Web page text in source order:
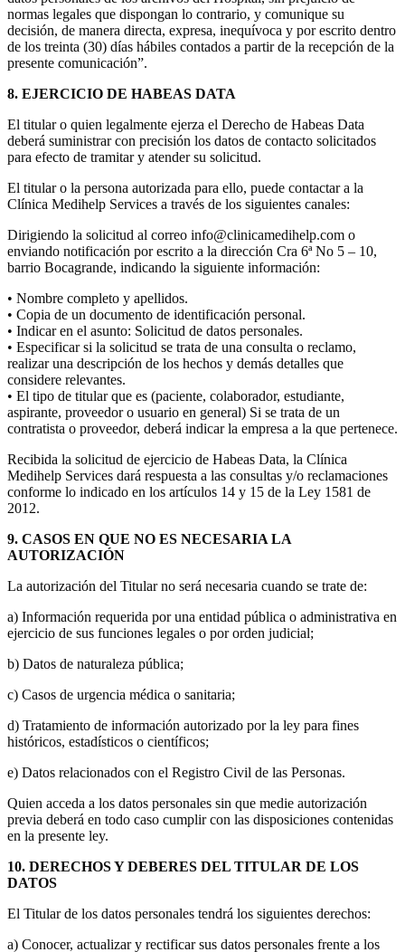
normas legales que dispongan lo contrario, y comunique su
decisión, de manera directa, expresa, inequívoca y por escrito dentro
de los treinta (30) días hábiles contados a partir de la recepción de la
presente comunicación”.
8. EJERCICIO DE HABEAS DATA
El titular o quien legalmente ejerza el Derecho de Habeas Data
deberá suministrar con precisión los datos de contacto solicitados
para efecto de tramitar y atender su solicitud.
El titular o la persona autorizada para ello, puede contactar a la
Clínica Medihelp Services a través de los siguientes canales:
Dirigiendo la solicitud al correo info@clinicamedihelp.com o
enviando notificación por escrito a la dirección Cra 6ª No 5 – 10,
barrio Bocagrande, indicando la siguiente información:
• Nombre completo y apellidos.
• Copia de un documento de identificación personal.
• Indicar en el asunto: Solicitud de datos personales.
• Especificar si la solicitud se trata de una consulta o reclamo,
realizar una descripción de los hechos y demás detalles que
considere relevantes.
• El tipo de titular que es (paciente, colaborador, estudiante,
aspirante, proveedor o usuario en general) Si se trata de un
contratista o proveedor, deberá indicar la empresa a la que pertenece.
Recibida la solicitud de ejercicio de Habeas Data, la Clínica
Medihelp Services dará respuesta a las consultas y/o reclamaciones
conforme lo indicado en los artículos 14 y 15 de la Ley 1581 de
2012.
9. CASOS EN QUE NO ES NECESARIA LA
AUTORIZACIÓN
La autorización del Titular no será necesaria cuando se trate de:
a) Información requerida por una entidad pública o administrativa en
ejercicio de sus funciones legales o por orden judicial;
b) Datos de naturaleza pública;
c) Casos de urgencia médica o sanitaria;
d) Tratamiento de información autorizado por la ley para fines
históricos, estadísticos o científicos;
e) Datos relacionados con el Registro Civil de las Personas.
Quien acceda a los datos personales sin que medie autorización
previa deberá en todo caso cumplir con las disposiciones contenidas
en la presente ley.
10. DERECHOS Y DEBERES DEL TITULAR DE LOS
DATOS
El Titular de los datos personales tendrá los siguientes derechos:
a) Conocer, actualizar y rectificar sus datos personales frente a los